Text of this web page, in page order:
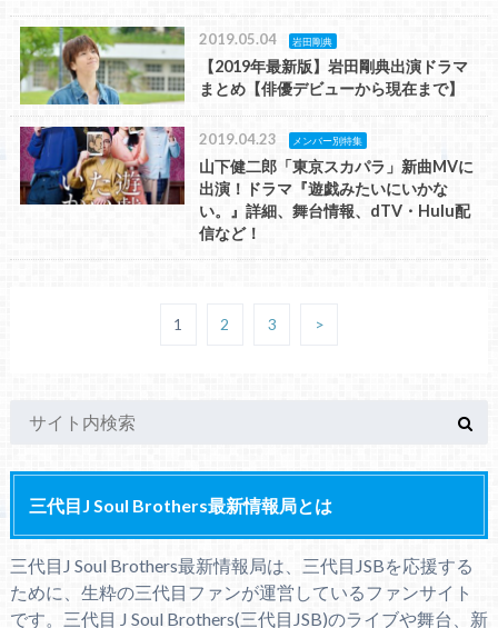
2019.05.04 岩田剛典
【2019年最新版】岩田剛典出演ドラマ
まとめ【俳優デビューから現在まで】
2019.04.23 メンバー別特集
山下健二郎「東京スカパラ」新曲MVに
出演！ドラマ『遊戯みたいにいかな
い。』詳細、舞台情報、dTV・Hulu配
信など！
1 2 3 >
三代目J Soul Brothers最新情報局とは
三代目J Soul Brothers最新情報局は、三代目JSBを応援する
ために、生粋の三代目ファンが運営しているファンサイト
です。三代目 J Soul Brothers(三代目JSB)のライブや舞台、新